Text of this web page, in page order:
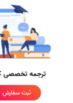
ترجمه تخصصی
ثبت سفارش